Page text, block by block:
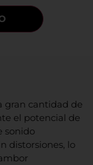
gran cantidad de
el potencial de
sonido
distorsiones, lo